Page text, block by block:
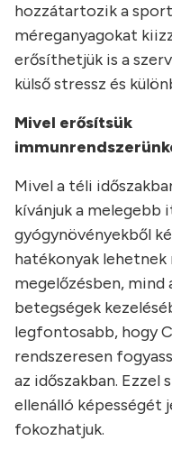
hozzátartozik a
méreganyagokat
erősíthetjük is a
külső stressz és
Mivel erősítsük
Mivel a téli
kívánjuk a melegebb
gyógynövényekből
hatékonyak lehetnek
megelőzésben, mind
betegségek
legfontosabb, hogy
rendszeresen
az időszakban. Ezzel
ellenálló képességét
fokozhatjuk.